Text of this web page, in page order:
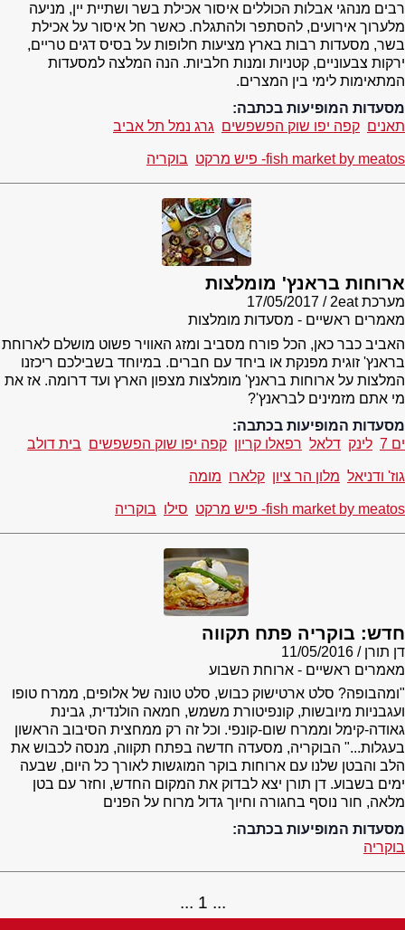
רבים מנהגי אבלות הכוללים איסור אכילת בשר ושתיית יין, מניעה
מלערוך אירועים, להסתפר ולהתגלח. כאשר חל איסור על אכילת
בשר, מסעדות רבות בארץ מציעות חלופות על בסיס דגים טריים,
ירקות צבעוניים, קטניות ומנות חלביות. הנה המלצה למסעדות
המתאימות לימי בין המצרים.
מסעדות המופיעות בכתבה:
תאנים קפה יפו שוק הפשפשים גרג נמל תל אביב
fish market by meatos- פיש מרקט בוקריה
ארוחות בראנץ' מומלצות
מערכת 2eat
17/05/2017
מאמרים ראשיים - מסעדות מומלצות
האביב כבר כאן, הכל פורח מסביב ומזג האוויר פשוט מושלם לארוחת
בראנץ' זוגית מפנקת או ביחד עם חברים. במיוחד בשבילכם ריכזנו
המלצות על ארוחות בראנץ' מומלצות מצפון הארץ ועד דרומה. אז את
מי אתם מזמינים לבראנץ'?
מסעדות המופיעות בכתבה:
ים 7
לינק דלאל רפאלו קריון קפה יפו שוק הפשפשים בית דולב
גוז' ודניאל מלון הר ציון קלארו מומה
fish market by meatos- פיש מרקט סילו בוקריה
חדש: בוקריה פתח תקווה
דן תורן
11/05/2016
מאמרים ראשיים - ארוחת השבוע
"ומהבופה? סלט ארטישוק כבוש, סלט טונה של אלופים, ממרח טופו
ועגבניות מיובשות, קונפיטורת משמש, חמאה הולנדית, גבינת
גאודה-קימל וממרח שום-קונפי. וכל זה רק ממחצית הסיבוב הראשון
בעגלות..." הבוקריה, מסעדה חדשה בפתח תקווה, מנסה לכבוש את
הלב והבטן שלנו עם ארוחות בוקר המוגשות לאורך כל היום, שבעה
ימים בשבוע. דן תורן יצא לבדוק את המקום החדש, וחזר עם בטן
מלאה, חור נוסף בחגורה וחיוך גדול מרוח על הפנים
מסעדות המופיעות בכתבה:
בוקריה
1